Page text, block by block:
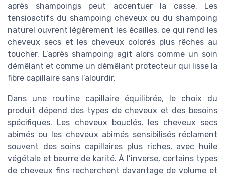
après shampoings peut accentuer la casse. Les
tensioactifs du shampoing cheveux ou du shampoing
naturel ouvrent légèrement les écailles, ce qui rend les
cheveux secs et les cheveux colorés plus rêches au
toucher. L’après shampoing agit alors comme un soin
démêlant et comme un démêlant protecteur qui lisse la
fibre capillaire sans l’alourdir.
Dans une routine capillaire équilibrée, le choix du
produit dépend des types de cheveux et des besoins
spécifiques. Les cheveux bouclés, les cheveux secs
abîmés ou les cheveux abîmés sensibilisés réclament
souvent des soins capillaires plus riches, avec huile
végétale et beurre de karité. À l’inverse, certains types
de cheveux fins recherchent davantage de volume et